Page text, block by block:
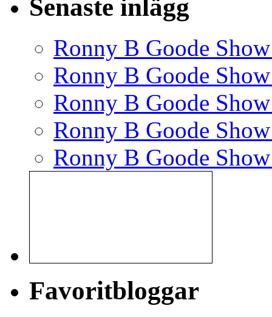
Senaste inlägg
Ronny B Goode
Ronny B Goode
Ronny B Goode
Ronny B Goode
Ronny B Goode
Favoritbloggar